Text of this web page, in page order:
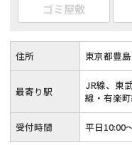
ゴミ屋敷
住所 東京都豊
最寄り駅
JR線、東
線・有楽
受付時間 平日10:00